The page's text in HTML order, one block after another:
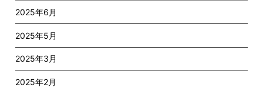
2025年6月
2025年5月
2025年3月
2025年2月